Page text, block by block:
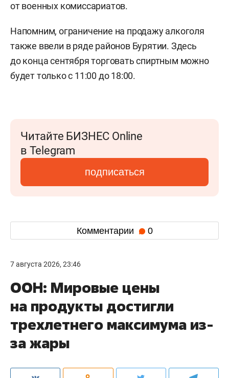
от военных комиссариатов.
Напомним, ограничение на продажу алкоголя
также ввели в ряде paйoнов Бypятии. Здесь
до конца сентября торговать спиртным можно
будет только с 11:00 до 18:00.
Читайте БИЗНЕС Online
в Telegram
подписаться
Комментарии 0
7 августа 2026, 23:46
ООН: Мировые цены
на продукты достигли
трехлетнего максимума из-
за жары